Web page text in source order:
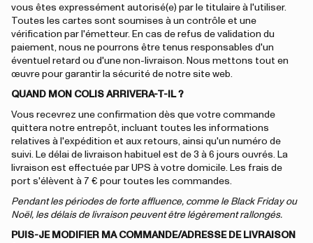
vous êtes expressément autorisé(e) par le titulaire à l'utiliser.
Toutes les cartes sont soumises à un contrôle et une
vérification par l'émetteur. En cas de refus de validation du
paiement, nous ne pourrons être tenus responsables d'un
éventuel retard ou d'une non-livraison. Nous mettons tout en
œuvre pour garantir la sécurité de notre site web.
QUAND MON COLIS ARRIVERA-T-IL ?
Vous recevrez une confirmation dès que votre commande
quittera notre entrepôt, incluant toutes les informations
relatives à l'expédition et aux retours, ainsi qu'un numéro de
suivi. Le délai de livraison habituel est de 3 à 6 jours ouvrés. La
livraison est effectuée par UPS à votre domicile. Les frais de
port s'élèvent à 7 € pour toutes les commandes.
Pendant les périodes de forte affluence, comme le Black Friday ou
Noël, les délais de livraison peuvent être légèrement rallongés.
PUIS-JE MODIFIER MA COMMANDE/ADRESSE DE LIVRAISON